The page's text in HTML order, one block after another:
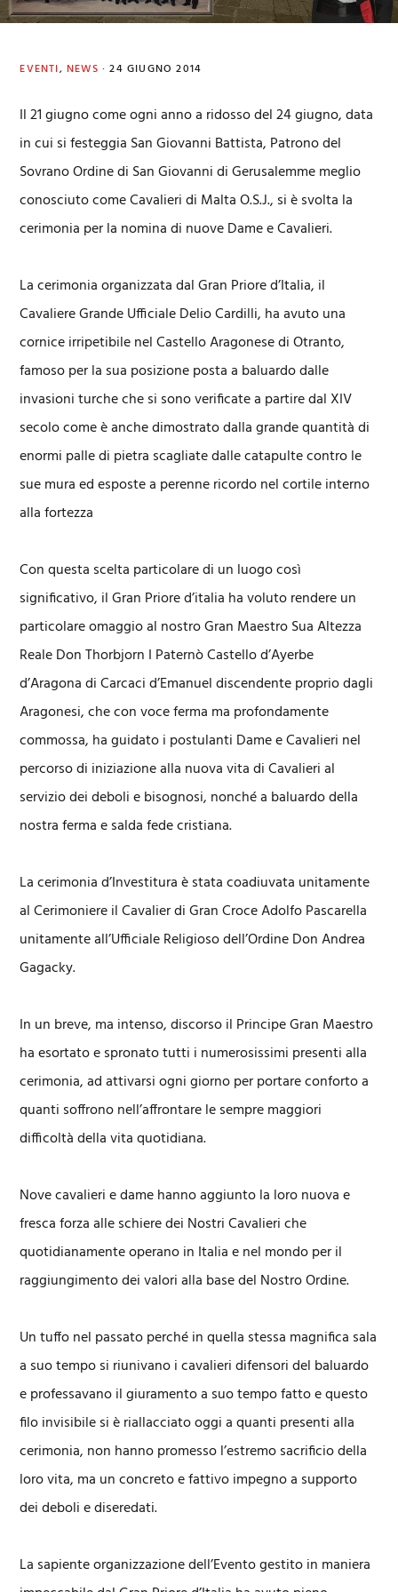
EVENTI, NEWS · 24 GIUGNO 2014
Il 21 giugno come ogni anno a ridosso del 24 giugno, data
in cui si festeggia San Giovanni Battista, Patrono del
Sovrano Ordine di San Giovanni di Gerusalemme meglio
conosciuto come Cavalieri di Malta O.S.J., si è svolta la
cerimonia per la nomina di nuove Dame e Cavalieri.
La cerimonia organizzata dal Gran Priore d’Italia, il
Cavaliere Grande Ufficiale Delio Cardilli, ha avuto una
cornice irripetibile nel Castello Aragonese di Otranto,
famoso per la sua posizione posta a baluardo dalle
invasioni turche che si sono verificate a partire dal XIV
secolo come è anche dimostrato dalla grande quantità di
enormi palle di pietra scagliate dalle catapulte contro le
sue mura ed esposte a perenne ricordo nel cortile interno
alla fortezza
Con questa scelta particolare di un luogo così
significativo, il Gran Priore d’italia ha voluto rendere un
particolare omaggio al nostro Gran Maestro Sua Altezza
Reale Don Thorbjorn I Paternò Castello d’Ayerbe
d’Aragona di Carcaci d’Emanuel discendente proprio dagli
Aragonesi, che con voce ferma ma profondamente
commossa, ha guidato i postulanti Dame e Cavalieri nel
percorso di iniziazione alla nuova vita di Cavalieri al
servizio dei deboli e bisognosi, nonché a baluardo della
nostra ferma e salda fede cristiana.
La cerimonia d’Investitura è stata coadiuvata unitamente
al Cerimoniere il Cavalier di Gran Croce Adolfo Pascarella
unitamente all’Ufficiale Religioso dell’Ordine Don Andrea
Gagacky.
In un breve, ma intenso, discorso il Principe Gran Maestro
ha esortato e spronato tutti i numerosissimi presenti alla
cerimonia, ad attivarsi ogni giorno per portare conforto a
quanti soffrono nell’affrontare le sempre maggiori
difficoltà della vita quotidiana.
Nove cavalieri e dame hanno aggiunto la loro nuova e
fresca forza alle schiere dei Nostri Cavalieri che
quotidianamente operano in Italia e nel mondo per il
raggiungimento dei valori alla base del Nostro Ordine.
Un tuffo nel passato perché in quella stessa magnifica sala
a suo tempo si riunivano i cavalieri difensori del baluardo
e professavano il giuramento a suo tempo fatto e questo
filo invisibile si è riallacciato oggi a quanti presenti alla
cerimonia, non hanno promesso l’estremo sacrificio della
loro vita, ma un concreto e fattivo impegno a supporto
dei deboli e diseredati.
La sapiente organizzazione dell’Evento gestito in maniera